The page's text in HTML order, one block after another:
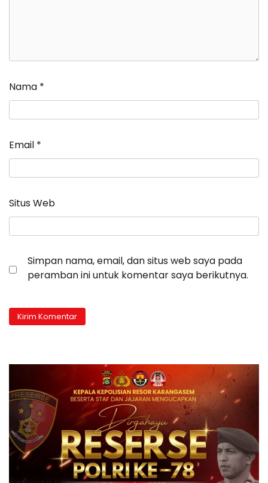
Nama *
Email *
Situs Web
Simpan nama, email, dan situs web saya pada
peramban ini untuk komentar saya berikutnya.